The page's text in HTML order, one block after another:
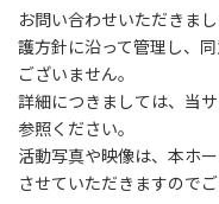
お問い合わせいただきま
護方針に沿って管理し、
ございません。
詳細につきましては、当
参照ください。
活動写真や映像は、本ホ
させていただきますので